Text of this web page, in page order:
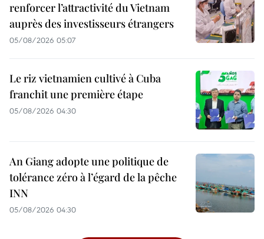
renforcer l’attractivité du Vietnam
auprès des investisseurs étrangers
05/08/2026 05:07
Le riz vietnamien cultivé à Cuba
franchit une première étape
05/08/2026 04:30
An Giang adopte une politique de
tolérance zéro à l’égard de la pêche
INN
05/08/2026 04:30